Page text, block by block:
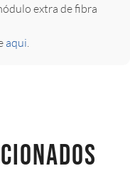
extra de fibra
aqui